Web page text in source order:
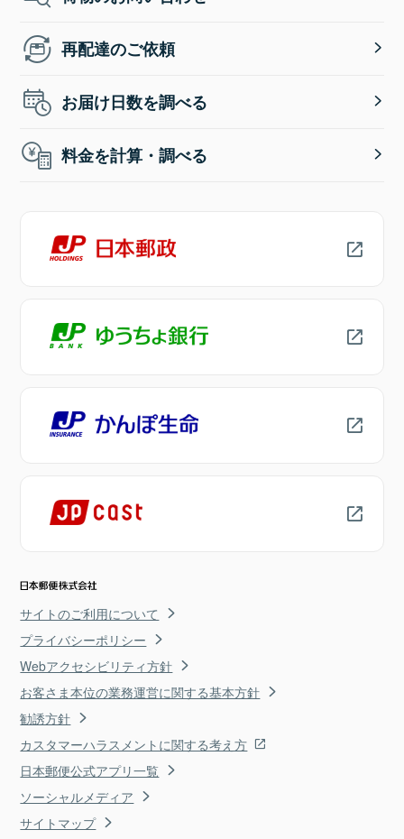
再配達のご依頼
お届け日数を調べる
料金を計算・調べる
サイトのご利用について
プライバシーポリシー
Webアクセシビリティ方針
お客さま本位の業務運営に関する基本方針
勧誘方針
カスタマーハラスメントに関する考え方
日本郵便公式アプリ一覧
ソーシャルメディア
サイトマップ